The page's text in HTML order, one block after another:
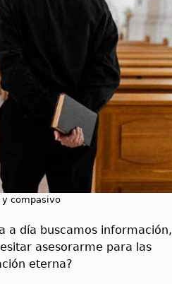
compasivo
a día buscamos información,
asesorarme para las
eterna?